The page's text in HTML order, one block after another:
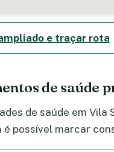
e traçar rota
de saúde
de saúde em
possível marcar